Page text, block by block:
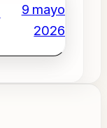
9 mayo
2026